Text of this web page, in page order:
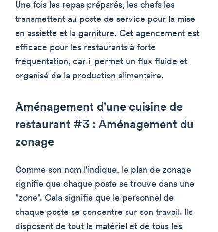
Une fois les repas préparés, les chefs les
transmettent au poste de service pour la mise
en assiette et la garniture. Cet agencement est
efficace pour les restaurants à forte
fréquentation, car il permet un flux fluide et
organisé de la production alimentaire.
Aménagement d'une cuisine de
restaurant #3 : Aménagement du
zonage
Comme son nom l'indique, le plan de zonage
signifie que chaque poste se trouve dans une
"zone". Cela signifie que le personnel de
chaque poste se concentre sur son travail. Ils
disposent de tout le matériel et de tous les